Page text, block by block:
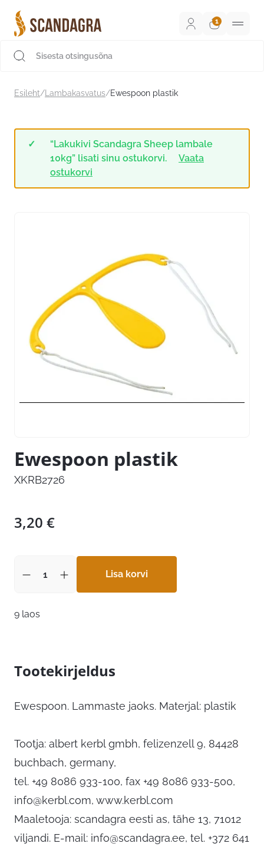
sisu
juurde
Esileht/ Lambakasvatus/Ewespoon plastik
“Lakukivi Scandagra Sheep lambale
10kg” lisati sinu ostukorvi.
Vaata
ostukorvi
Ewespoon plastik
XKRB2726
3,20 €
Lisa korvi
9 laos
Tootekirjeldus
Ewespoon. Lammaste jaoks. Materjal: plastik
Tootja: albert kerbl gmbh, felizenzell 9, 84428
buchbach, germany,
tel. +49 8086 933-100, fax +49 8086 933-500,
info@kerbl.com, www.kerbl.com
Maaletooja: scandagra eesti as, tähe 13, 71012
viljandi. E-mail: info@scandagra.ee, tel. +372 641